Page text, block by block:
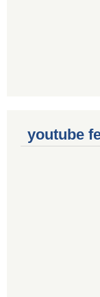
youtube